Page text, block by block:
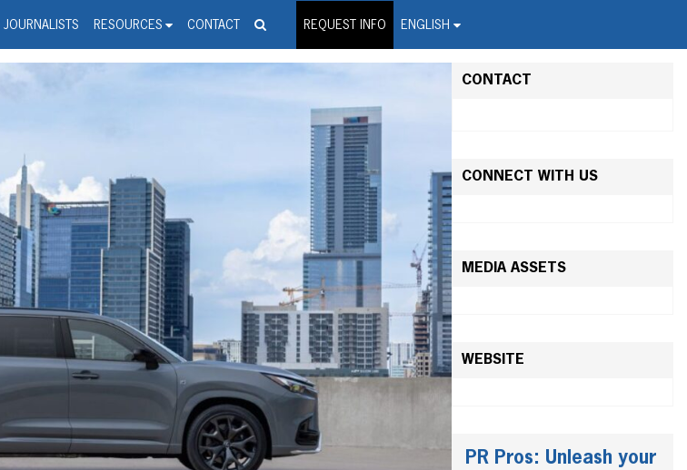
JOURNALISTS RESOURCES CONTACT REQUEST INFO ENGLISH
Release Distribution Wire Service
CONTACT
CONNECT WITH US
MEDIA ASSETS
WEBSITE
PR Pros: Unleash your